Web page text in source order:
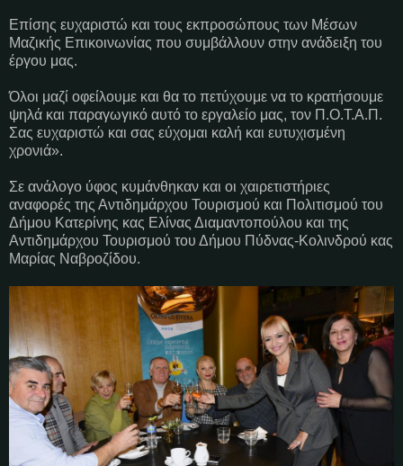
Επίσης ευχαριστώ και τους εκπροσώπους των Μέσων
Μαζικής Επικοινωνίας που συμβάλλουν στην ανάδειξη του
έργου μας.
Όλοι μαζί οφείλουμε και θα το πετύχουμε να το κρατήσουμε
ψηλά και παραγωγικό αυτό το εργαλείο μας, τον Π.Ο.Τ.Α.Π.
Σας ευχαριστώ και σας εύχομαι καλή και ευτυχισμένη
χρονιά».
Σε ανάλογο ύφος κυμάνθηκαν και οι χαιρετιστήριες
αναφορές της Αντιδημάρχου Τουρισμού και Πολιτισμού του
Δήμου Κατερίνης κας Ελίνας Διαμαντοπούλου και της
Αντιδημάρχου Τουρισμού του Δήμου Πύδνας-Κολινδρού κας
Μαρίας Ναβροζίδου.